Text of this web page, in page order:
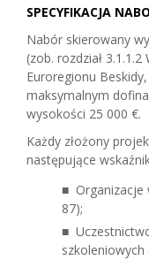
SPECYFIKACJA
Nabór skierowany
(zob. rozdział
Euroregionu
maksymalnym
wysokości 25 000 €.
Każdy złożony
następujące
Organizacje
87);
szkoleniowych